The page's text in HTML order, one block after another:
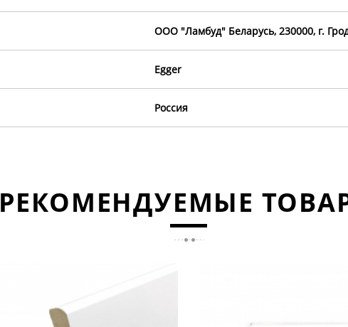
OOO "Ламбуд" Беларусь, 230000, г.
Egger
Россия
РЕКОМЕНДУЕМЫЕ